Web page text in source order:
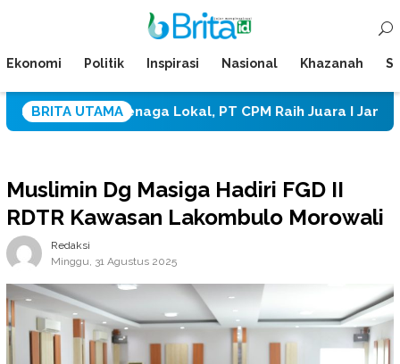
Mobile
Ekonomi Politik Inspirasi Nasional Khazanah
BRITA UTAMA
Tenaga Lokal, PT CPM Raih Juara I Jamsostek Award
Muslimin Dg Masiga Hadiri FGD II
RDTR Kawasan Lakombulo Morowali
Redaksi
Minggu, 31 Agustus 2025